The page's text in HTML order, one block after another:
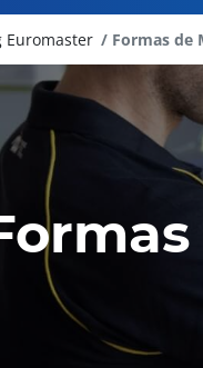
Euromaster Formas de